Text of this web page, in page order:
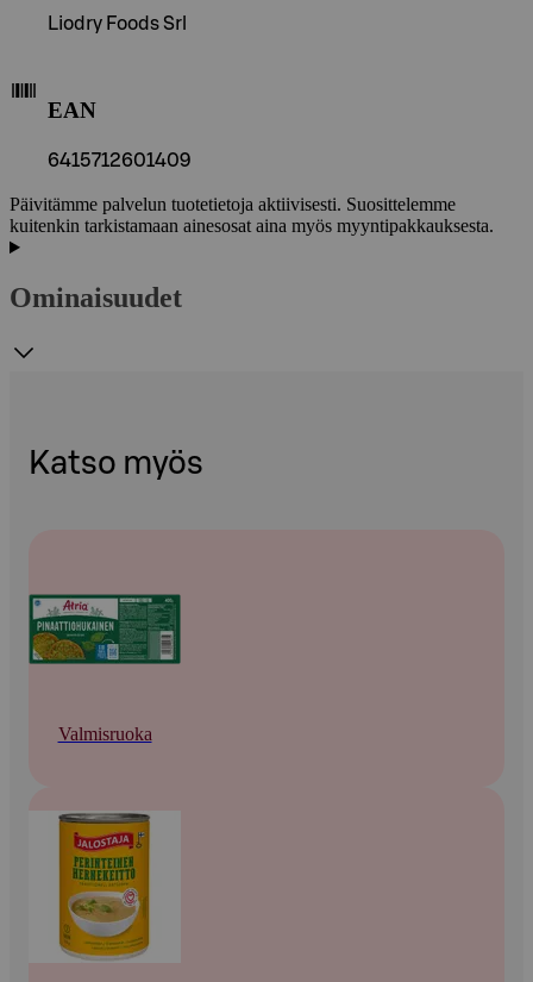
Liodry Foods Srl
EAN
6415712601409
Päivitämme palvelun tuotetietoja aktiivisesti. Suosittelemme
kuitenkin tarkistamaan ainesosat aina myös myyntipakkauksesta.
Ominaisuudet
Katso myös
Valmisruoka